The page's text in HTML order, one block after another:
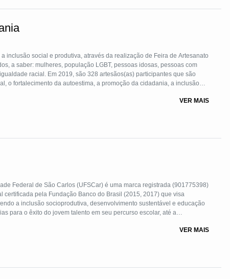
inclusão social e produtiva, através da realização de Feira de Artesanato
a saber: mulheres, população LGBT, pessoas idosas, pessoas com
racial. Em 2019, são 328 artesãos(as) participantes que são
o fortalecimento da autoestima, a promoção da cidadania, a inclusão
autonomia e desligamento.
VER MAIS
Federal de São Carlos (UFSCar) é uma marca registrada (901775398)
certificada pela Fundação Banco do Brasil (2015, 2017) que visa
a inclusão socioprodutiva, desenvolvimento sustentável e educação
para o êxito do jovem talento em seu percurso escolar, até a
Nosso Programa oferece um verdadeiro plano de vida ao
e o “programa de desenvolvimento em habilidades socioemocionais
VER MAIS